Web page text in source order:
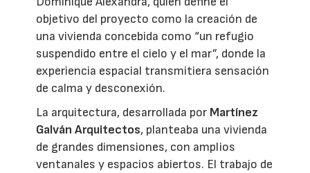
objetivo del proyecto como la creación de
una vivienda concebida como “un refugio
suspendido entre el cielo y el mar”, donde la
experiencia espacial transmitiera sensación
de calma y desconexión.
La arquitectura, desarrollada por Martínez
Galván Arquitectos, planteaba una vivienda
de grandes dimensiones, con amplios
ventanales y espacios abiertos. El trabajo de